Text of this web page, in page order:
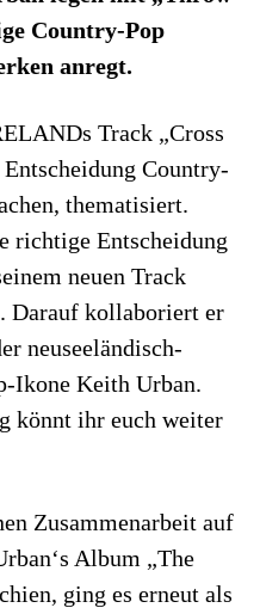
Country-Pop
anregt.
Track „Cross
Country-
thematisiert.
richtige Entscheidung
neuen Track
Darauf kollaboriert er
neuseeländisch-
Ikone Keith Urban.
könnt ihr euch weiter
Zusammenarbeit auf
Album „The
ging es erneut als